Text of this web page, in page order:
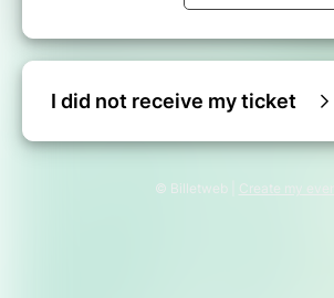
I did not receive my ticket
© Billetweb | Create my event